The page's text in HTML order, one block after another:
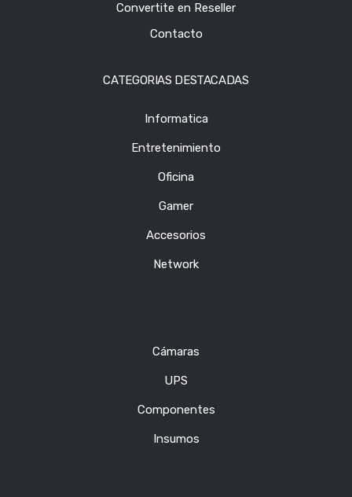
Convertite en Reseller
Contacto
CATEGORIAS DESTACADAS
Informatica
Entretenimiento
Oficina
Gamer
Accesorios
Network
Cámaras
UPS
Componentes
Insumos